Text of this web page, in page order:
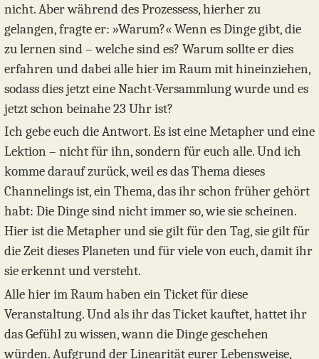
nicht. Aber während des Prozessess, hierher zu
gelangen, fragte er: »Warum?« Wenn es Dinge gibt, die
zu lernen sind – welche sind es? Warum sollte er dies
erfahren und dabei alle hier im Raum mit hineinziehen,
sodass dies jetzt eine Nacht-Versammlung wurde und es
jetzt schon beinahe 23 Uhr ist?
Ich gebe euch die Antwort. Es ist eine Metapher und eine
Lektion – nicht für ihn, sondern für euch alle. Und ich
komme darauf zurück, weil es das Thema dieses
Channelings ist, ein Thema, das ihr schon früher gehört
habt: Die Dinge sind nicht immer so, wie sie scheinen.
Hier ist die Metapher und sie gilt für den Tag, sie gilt für
die Zeit dieses Planeten und für viele von euch, damit ihr
sie erkennt und versteht.
Alle hier im Raum haben ein Ticket für diese
Veranstaltung. Und als ihr das Ticket kauftet, hattet ihr
das Gefühl zu wissen, wann die Dinge geschehen
würden. Aufgrund der Linearität eurer Lebensweise,